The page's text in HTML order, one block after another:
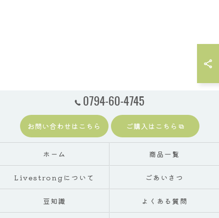
0794-60-4745
お問い合わせはこちら ご購入はこちら
ホーム 商品一覧
Livestrongについて ごあいさつ
豆知識 よくある質問